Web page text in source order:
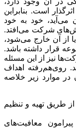
است. بنابراین
می‌آید، خود به خود
شرکت می‌افتد.
از آن خارج می‌شود،
قرار داشته باشد.
نیز از این مسئله
روی‌هم‌رفته اهداف
موارد زیر خلاصه
طریق تهیه و تنظیم
معافیت‌های